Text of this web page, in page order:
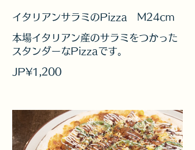
イタリアンサラミのPizza M24cm
本場イタリアン産のサラミをつかった
スタンダーなPizzaです。
JP¥1,200